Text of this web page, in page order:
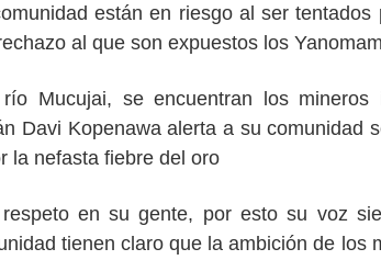
están en riesgo al ser
al que son expuestos los
Mucujai, se encuentran los
Davi Kopenawa alerta a su comunidad
la nefasta fiebre del oro
en su gente, por esto su voz
tienen claro que la ambición de los